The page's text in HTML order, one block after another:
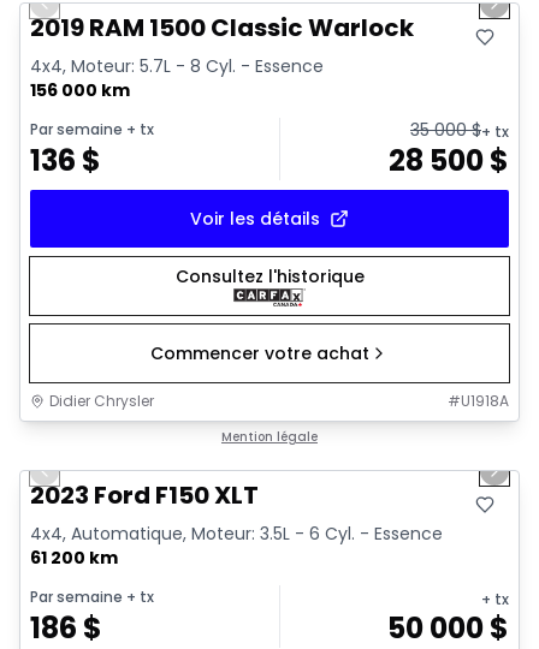
Previous slide Next
2019 RAM 1500 Classic Warlock
4x4, Moteur: 5.7L - 8 Cyl. - Essence
156 000 km
Par semaine + tx
136 $
35 000$+ tx
28 500$
Voir les détails
Consultez l'historique
Commencer votre achat
Didier Chrysler #U1918A
Mention légale
Previous slide Next
2023 Ford F150 XLT
4x4, Automatique, Moteur: 3.5L - 6 Cyl. - Essence
61 200 km
Par semaine + tx
186 $
+ tx
50 000$